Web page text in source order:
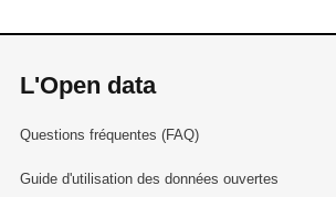
L'Open data
Questions fréquentes (FAQ)
Guide d'utilisation des données ouvertes